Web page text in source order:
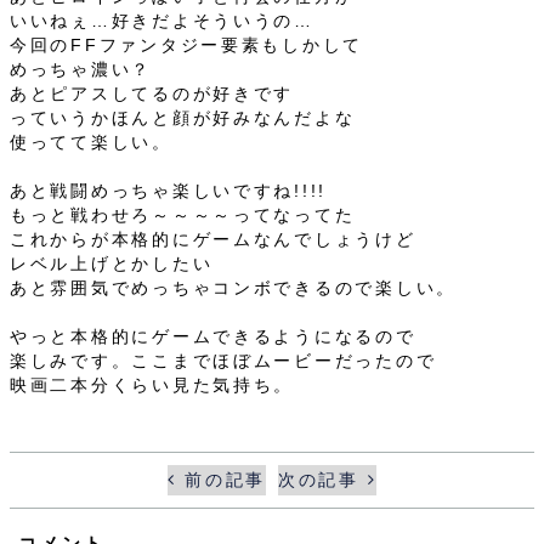
いいねぇ…好きだよそういうの…
今回のFFファンタジー要素もしかして
めっちゃ濃い？
あとピアスしてるのが好きです
っていうかほんと顔が好みなんだよな
使ってて楽しい。
あと戦闘めっちゃ楽しいですね!!!!
もっと戦わせろ～～～～ってなってた
これからが本格的にゲームなんでしょうけど
レベル上げとかしたい
あと雰囲気でめっちゃコンボできるので楽しい。
やっと本格的にゲームできるようになるので
楽しみです。ここまでほぼムービーだったので
映画二本分くらい見た気持ち。
前の記事 次の記事